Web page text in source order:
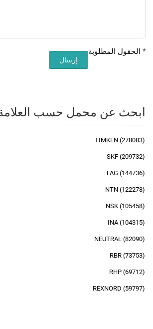
* الحقول المطلوبة
إرسال
ابحث عن محمل حسب العلامة
TIMKEN (278083)
SKF (209732)
FAG (144736)
NTN (122278)
NSK (105458)
INA (104315)
NEUTRAL (82090)
RBR (73753)
RHP (69712)
REXNORD (59797)